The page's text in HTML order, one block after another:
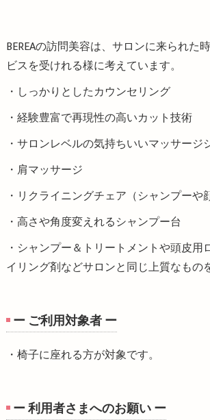
BEREAの訪問美容は、サロンに来られた
ビスを受けれる様に考えています。
・しっかりとしたカウンセリング
・経験豊富で再現性の高いカット技術
・サロンレベルの気持ちいいマッサージ
・肩マッサージ
・リクライニングチェア（シャンプーや
・高さや角度変えれるシャンプー台
・シャンプー＆トリートメントや頭皮用
イリング剤などサロンと同じ上質なもの
ー ご利用対象者 ー
・椅子に座れる方が対象です。
ー 利用者さまへのお願い ー